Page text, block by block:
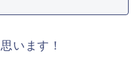
います！